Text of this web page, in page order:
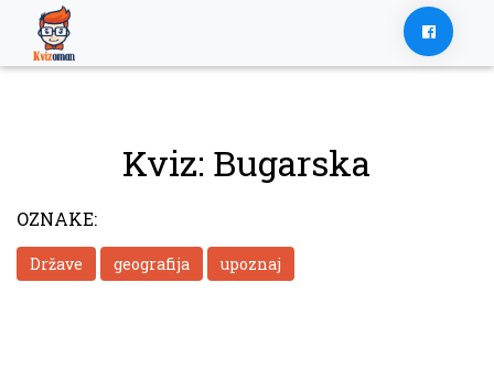
content
Kviz: Bugarska
OZNAKE:
Države geografija upoznaj